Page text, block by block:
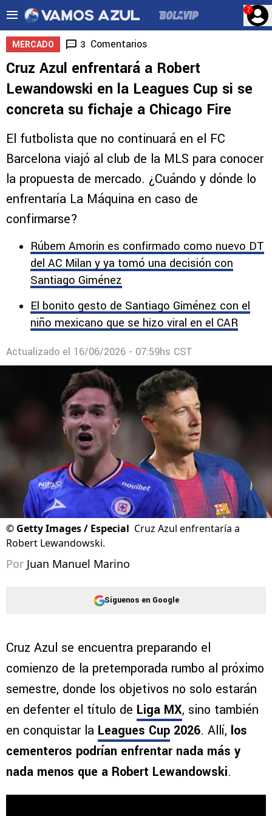
?
MERCADO 3 Comentarios
Cruz Azul enfrentará a Robert
Lewandowski en la Leagues Cup si se
concreta su fichaje a Chicago Fire
El futbolista que no continuará en el FC
Barcelona viajó al club de la MLS para conocer
la propuesta de mercado. ¿Cuándo y dónde lo
enfrentaría La Máquina en caso de
confirmarse?
Rúbem Amorin es confirmado como nuevo DT
del AC Milan y ya tomó una decisión con
Santiago Giménez
El bonito gesto de Santiago Giménez con el
niño mexicano que se hizo viral en el CAR
Actualizado el 16/06/2026 - 07:59hs CST
© Getty Images / Especial Cruz Azul enfrentaría a
Robert Lewandowski.
Por Juan Manuel Marino
Síguenos en Google
Cruz Azul se encuentra preparando el
comienzo de la pretemporada rumbo al próximo
semestre, donde los objetivos no solo estarán
en defenter el título de Liga MX, sino también
en conquistar la Leagues Cup 2026. Allí, los
cementeros podrían enfrentar nada más y
nada menos que a Robert Lewandowski.